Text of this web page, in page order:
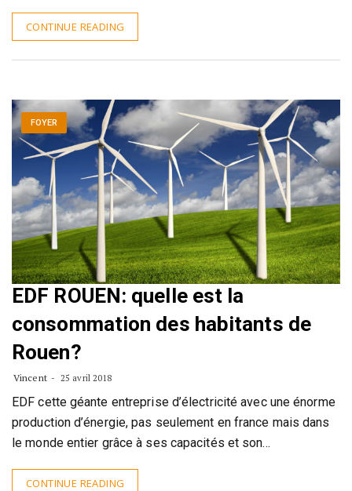
CONTINUE READING
FOYER
EDF ROUEN: quelle est la
consommation des habitants de
Rouen?
Vincent 25 avril 2018
EDF cette géante entreprise d’électricité avec une énorme
production d’énergie, pas seulement en france mais dans
le monde entier grâce à ses capacités et son…
CONTINUE READING